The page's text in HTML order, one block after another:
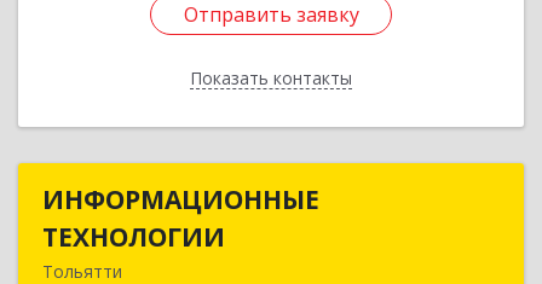
Отправить заявку
Показать контакты
Отправить заявку
Назад
ИНФОРМАЦИОННЫЕ
ТЕХНОЛОГИИ
Тольятти
ИНФОРМАЦИОННЫЕ